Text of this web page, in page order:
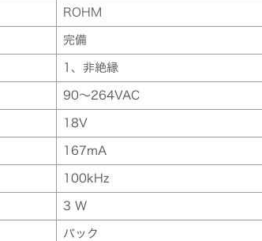
ROHM
完備
1、非絶縁
90～264VAC
18V
167mA
100kHz
3 W
バック